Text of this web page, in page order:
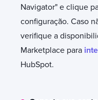
Navigator" e clique
configuração. Caso
verifique a
Marketplace para
HubSpot.